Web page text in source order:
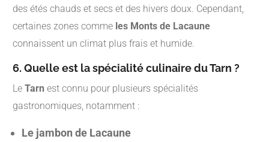
des étés chauds et secs et des hivers doux. Cependant,
certaines zones comme les Monts de Lacaune
connaissent un climat plus frais et humide.
6. Quelle est la spécialité culinaire du Tarn ?
Le Tarn est connu pour plusieurs spécialités
gastronomiques, notamment :
Le jambon de Lacaune